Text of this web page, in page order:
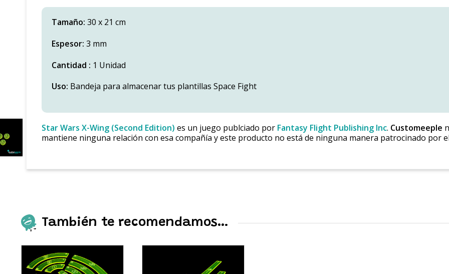
Tamaño: 30 x 21 cm
Espesor: 3 mm
Cantidad : 1 Unidad
Uso: Bandeja para almacenar tus plantillas Space Fight
Star Wars X-Wing (Second Edition) es un juego publciado por Fantasy Flight Publishing Inc. Customeeple
mantiene ninguna relación con esa compañía y este producto no está de ninguna manera patrocinado por
También te recomendamos…